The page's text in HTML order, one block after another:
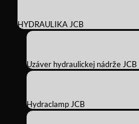
HYDRAULIKA JCB
Uzáver hydraulickej nádrže JCB
Hydraclamp JCB